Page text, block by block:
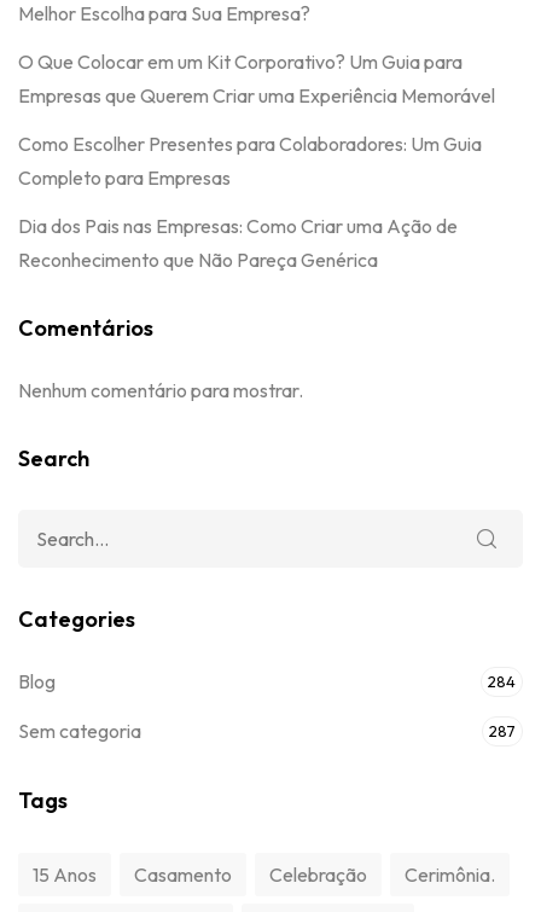
Melhor Escolha para Sua Empresa?
O Que Colocar em um Kit Corporativo? Um Guia para
Empresas que Querem Criar uma Experiência Memorável
Como Escolher Presentes para Colaboradores: Um Guia
Completo para Empresas
Dia dos Pais nas Empresas: Como Criar uma Ação de
Reconhecimento que Não Pareça Genérica
Comentários
Nenhum comentário para mostrar.
Search
Categories
Blog 284
Sem categoria 287
Tags
15 Anos Casamento Celebração Cerimônia.